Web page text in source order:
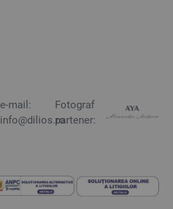
e-mail:
info@dilios.ro
Fotograf
partener: